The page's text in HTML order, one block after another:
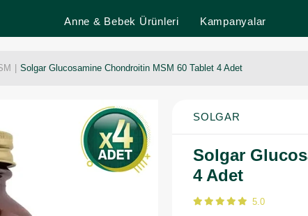
Anne & Bebek Ürünleri Kampanyalar
Solgar Glucosamine Chondroitin MSM 60 Tablet 4 Adet
SOLGAR
Solgar
4 Adet
5.0